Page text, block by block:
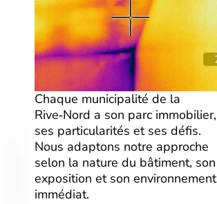
Chaque municipalité de la
Rive‑Nord a son parc immobilier,
ses particularités et ses défis.
Nous adaptons notre approche
selon la nature du bâtiment, son
exposition et son environnement
immédiat.